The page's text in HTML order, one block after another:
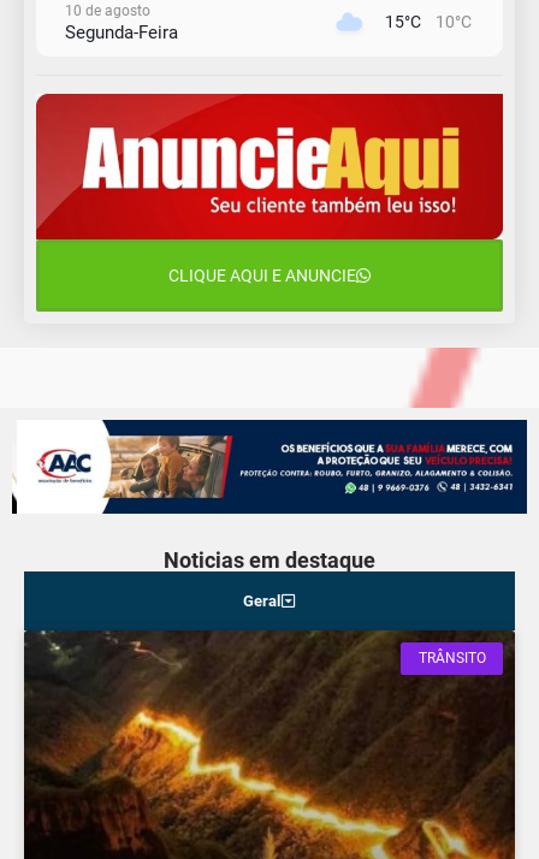
10 de agosto
Segunda-Feira 15°C 10°C
Terça-Feira
12 de agosto
Quarta-Feira
Quinta-Feira
CLIQUE AQUI E ANUNCIE
Noticias em destaque
Geral
TRÂNSITO